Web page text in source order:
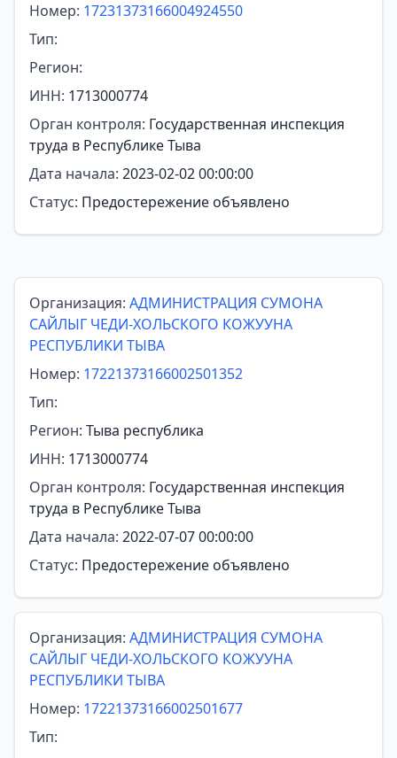
Номер: 17231373166004924550
Тип:
Регион:
ИНН: 1713000774
Орган контроля: Государственная инспекция
труда в Республике Тыва
Дата начала: 2023-02-02 00:00:00
Статус: Предостережение объявлено
Организация: АДМИНИСТРАЦИЯ СУМОНА
САЙЛЫГ ЧЕДИ-ХОЛЬСКОГО КОЖУУНА
РЕСПУБЛИКИ ТЫВА
Номер: 17221373166002501352
Тип:
Регион: Тыва республика
ИНН: 1713000774
Орган контроля: Государственная инспекция
труда в Республике Тыва
Дата начала: 2022-07-07 00:00:00
Статус: Предостережение объявлено
Организация: АДМИНИСТРАЦИЯ СУМОНА
САЙЛЫГ ЧЕДИ-ХОЛЬСКОГО КОЖУУНА
РЕСПУБЛИКИ ТЫВА
Номер: 17221373166002501677
Тип: